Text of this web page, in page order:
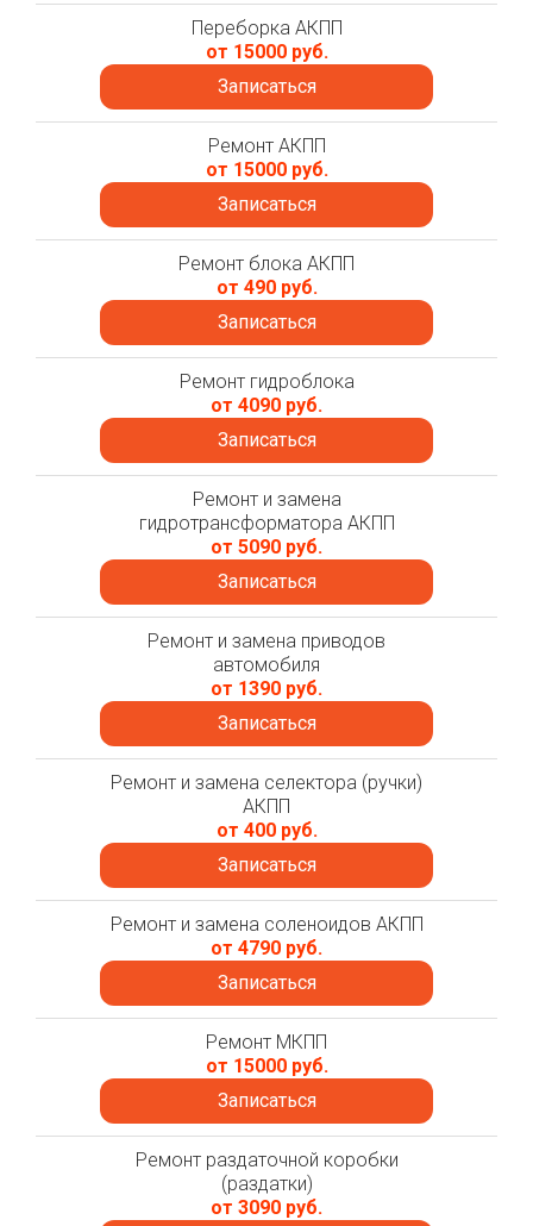
Переборка АКПП
от 15000 руб.
Записаться
Ремонт АКПП
от 15000 руб.
Записаться
Ремонт блока АКПП
от 490 руб.
Записаться
Ремонт гидроблока
от 4090 руб.
Записаться
Ремонт и замена
гидротрансформатора АКПП
от 5090 руб.
Записаться
Ремонт и замена приводов
автомобиля
от 1390 руб.
Записаться
Ремонт и замена селектора (ручки)
АКПП
от 400 руб.
Записаться
Ремонт и замена соленоидов АКПП
от 4790 руб.
Записаться
Ремонт МКПП
от 15000 руб.
Записаться
Ремонт раздаточной коробки
(раздатки)
от 3090 руб.